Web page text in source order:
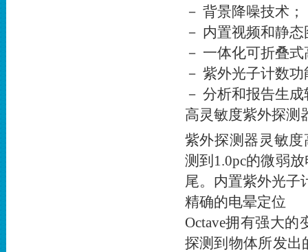
－ 背景降噪技术；
－ 内置视频和静
－ 一体化可折叠
－ 紫外光子计数功
－ 分析和报告生
高灵敏度紫外探测
紫外探测器灵敏度
测到1.0pc的微弱
尾。内置紫外光子
精确的电晕定位
Octave拥有强大
探测到物体所发出